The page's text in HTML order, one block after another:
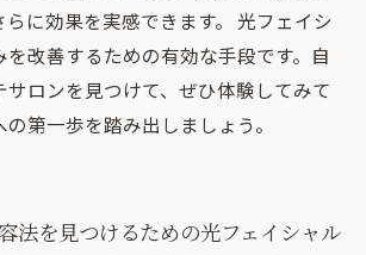
に効果を実感できます。 光フェイシ
を改善するための有効な手段です。自
ロンを見つけて、ぜひ体験してみて
第一歩を踏み出しましょう。
法を見つけるための光フェイシャル